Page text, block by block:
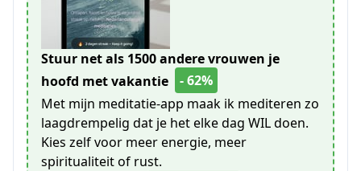
Stuur net als 1500 andere vrouwen je
hoofd met vakantie
- 62%
Met mijn meditatie-app maak ik mediteren zo
laagdrempelig dat je het elke dag WIL doen.
Kies zelf voor meer energie, meer
spiritualiteit of rust.